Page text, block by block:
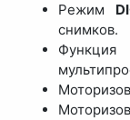
Режим
снимков.